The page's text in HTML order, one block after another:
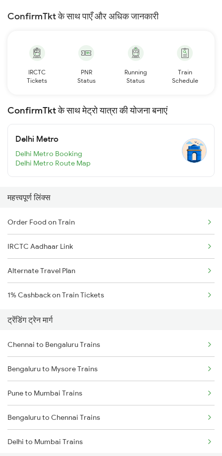
ConfirmTkt के साथ पाएँ और अधिक जानकारी
IRCTC
Tickets
PNR
Status
Running
Status
Train
Schedule
ConfirmTkt के साथ मेट्रो यात्रा की योजना बनाएं
Delhi Metro
Delhi Metro Booking
Delhi Metro Route Map
महत्त्वपूर्ण लिंक्स
Order Food on Train
IRCTC Aadhaar Link
Alternate Travel Plan
1% Cashback on Train Tickets
ट्रेंडिंग ट्रेन मार्ग
Chennai to Bengaluru Trains
Bengaluru to Mysore Trains
Pune to Mumbai Trains
Bengaluru to Chennai Trains
Delhi to Mumbai Trains